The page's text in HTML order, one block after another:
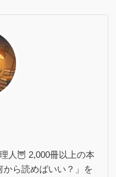
人🦉 2,000冊以上の本
から読めばいい？」を